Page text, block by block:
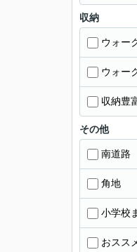
収納
ウォー
ウォー
収納豊
その他
南道路
角地
小学校
おスス